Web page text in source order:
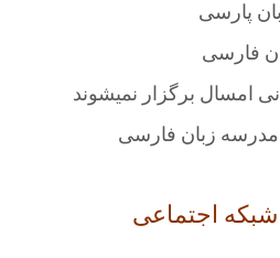
پارسی
فارسی
امسال برگزار نمیشوند
زبان فارسی
شبکه اجتماعی